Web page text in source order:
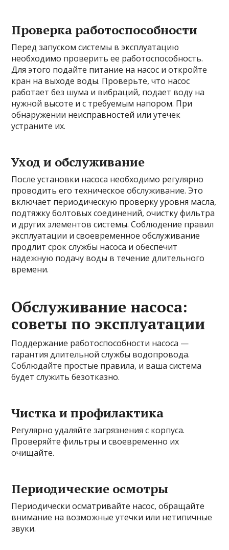
Проверка работоспособности
Перед запуском системы в эксплуатацию
необходимо проверить ее работоспособность.
Для этого подайте питание на насос и откройте
кран на выходе воды. Проверьте, что насос
работает без шума и вибраций, подает воду на
нужной высоте и с требуемым напором. При
обнаружении неисправностей или утечек
устраните их.
Уход и обслуживание
После установки насоса необходимо регулярно
проводить его техническое обслуживание. Это
включает периодическую проверку уровня масла,
подтяжку болтовых соединений, очистку фильтра
и других элементов системы. Соблюдение правил
эксплуатации и своевременное обслуживание
продлит срок службы насоса и обеспечит
надежную подачу воды в течение длительного
времени.
Обслуживание насоса:
советы по эксплуатации
Поддержание работоспособности насоса —
гарантия длительной службы водопровода.
Соблюдайте простые правила, и ваша система
будет служить безотказно.
Чистка и профилактика
Регулярно удаляйте загрязнения с корпуса.
Проверяйте фильтры и своевременно их
очищайте.
Периодические осмотры
Периодически осматривайте насос, обращайте
внимание на возможные утечки или нетипичные
звуки.